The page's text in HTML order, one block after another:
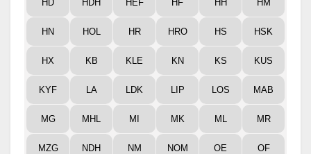
HD HDH HEF HF HH HM
HN HOL HR HRO HS HSK
HX KB KLE KN KS KUS
KYF LA LDK LIP LOS MAB
MG MHL MI MK ML MR
MZG NDH NM NOM OE OF